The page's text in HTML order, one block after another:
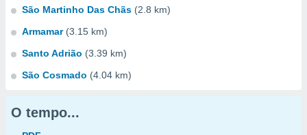
São Martinho Das Chãs (2.8 km)
Armamar (3.15 km)
Santo Adrião (3.39 km)
São Cosmado (4.04 km)
O tempo...